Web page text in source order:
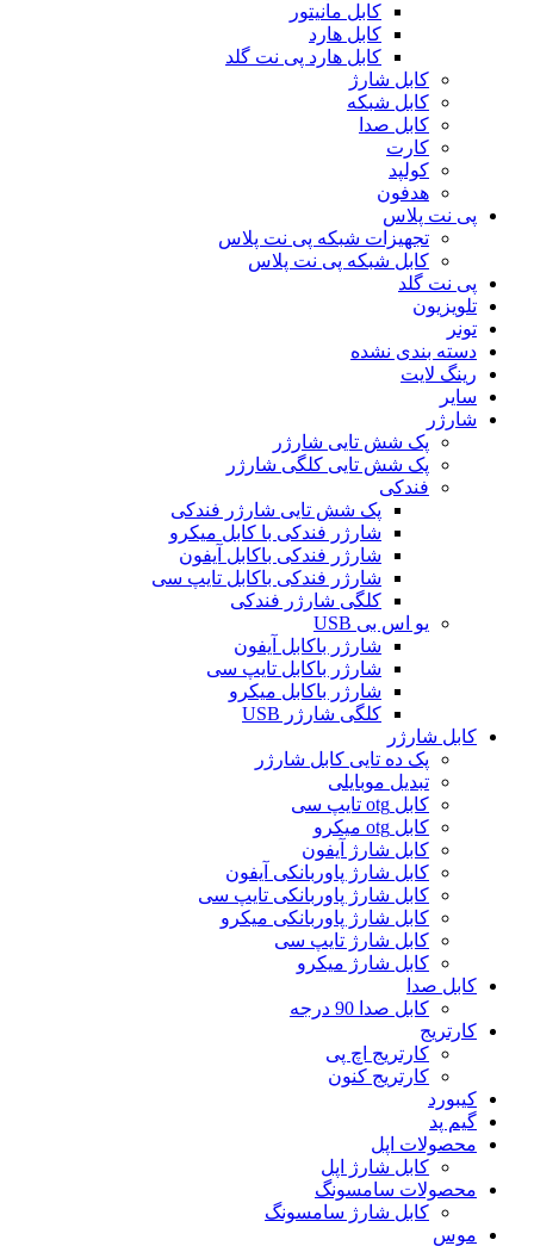
کابل مانیتور
کابل هارد
کابل هارد پی نت گلد
کابل شارژ
کابل شبکه
کابل صدا
کارت
کولپد
هدفون
پی نت پلاس
تجهیزات شبکه پی نت پلاس
کابل شبکه پی نت پلاس
پی نت گلد
تلویزیون
تونر
دسته بندی نشده
رینگ لایت
سایر
شارژر
پک شش تایی شارژر
پک شش تایی کلگی شارژر
فندکی
پک شش تایی شارژر فندکی
شارژر فندکی با کابل میکرو
شارژر فندکی باکابل آیفون
شارژر فندکی باکابل تایپ سی
کلگی شارژر فندکی
یو اس بی USB
شارژر باکابل آیفون
شارژر باکابل تایپ سی
شارژر باکابل میکرو
کلگی شارژر USB
کابل شارژر
پک ده تایی کابل شارژر
تبدیل موبایلی
کابل otg تایپ سی
کابل otg میکرو
کابل شارژ آیفون
کابل شارژ پاوربانکی آیفون
کابل شارژ پاوربانکی تایپ سی
کابل شارژ پاوربانکی میکرو
کابل شارژ تایپ سی
کابل شارژ میکرو
کابل صدا
کابل صدا 90 درجه
کارتریج
کارتریج اچ پی
کارتریج کنون
کیبورد
گیم پد
محصولات اپل
کابل شارژ اپل
محصولات سامسونگ
کابل شارژ سامسونگ
موس